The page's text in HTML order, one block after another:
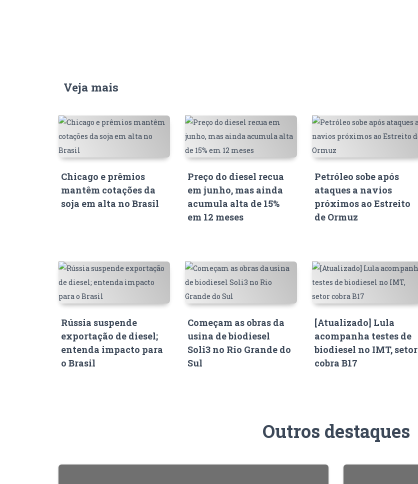
Veja mais
Chicago e prêmios
mantêm cotações da
soja em alta no Brasil
Preço do diesel recua
em junho, mas ainda
acumula alta de 15%
em 12 meses
Petróleo sobe após
ataques a navios
próximos ao Estreito
de Ormuz
Rússia suspende
exportação de diesel;
entenda impacto para
o Brasil
Começam as obras da
usina de biodiesel
Soli3 no Rio Grande do
Sul
[Atualizado] Lula
acompanha testes de
biodiesel no IMT, setor
cobra B17
Outros destaques